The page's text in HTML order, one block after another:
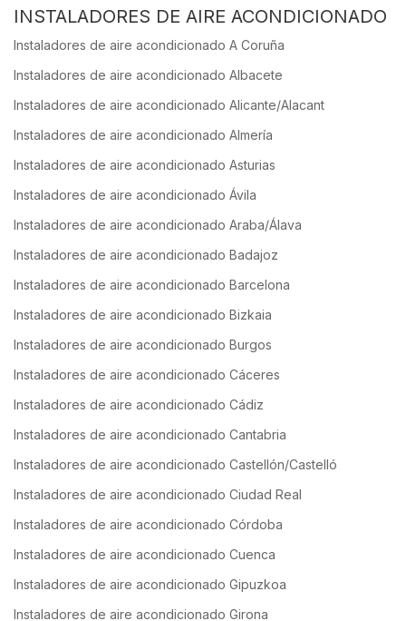
INSTALADORES DE AIRE ACONDICIONADO
Instaladores de aire acondicionado A Coruña
Instaladores de aire acondicionado Albacete
Instaladores de aire acondicionado Alicante/Alacant
Instaladores de aire acondicionado Almería
Instaladores de aire acondicionado Asturias
Instaladores de aire acondicionado Ávila
Instaladores de aire acondicionado Araba/Álava
Instaladores de aire acondicionado Badajoz
Instaladores de aire acondicionado Barcelona
Instaladores de aire acondicionado Bizkaia
Instaladores de aire acondicionado Burgos
Instaladores de aire acondicionado Cáceres
Instaladores de aire acondicionado Cádiz
Instaladores de aire acondicionado Cantabria
Instaladores de aire acondicionado Castellón/Castelló
Instaladores de aire acondicionado Ciudad Real
Instaladores de aire acondicionado Córdoba
Instaladores de aire acondicionado Cuenca
Instaladores de aire acondicionado Gipuzkoa
Instaladores de aire acondicionado Girona